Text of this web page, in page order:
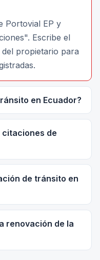
Portovial EP y
Escribe el
propietario para
en Ecuador?
citaciones de
de tránsito en
renovación de la